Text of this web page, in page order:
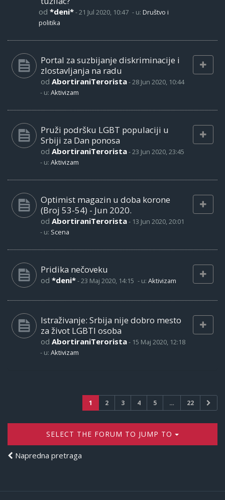
od *deni*-21 Jul 2020, 10:47 - u: Društvo i
politika
Portal za suzbijanje diskriminacije i
zlostavljanja na radu
od AbortiraniTerorista-28 Jun 2020, 10:44
- u: Aktivizam
Pruži podršku LGBT populaciji u
Srbiji za Dan ponosa
od AbortiraniTerorista-23 Jun 2020, 23:45
- u: Aktivizam
Optimist magazin u doba korone
(Broj 53-54) - Jun 2020.
od AbortiraniTerorista- 13 Jun 2020, 20:01
- u: Scena
Pridika nečoveku
od *deni*-23 Maj 2020, 14:15 - u: Aktivizam
Istraživanje: Srbija nije dobro mesto
za život LGBTI osoba
od AbortiraniTerorista- 15 Maj 2020, 12:18
- u: Aktivizam
1 2 3 4 5 … 22
SELECT THE FORUM TO JUMP TO
Napredna pretraga